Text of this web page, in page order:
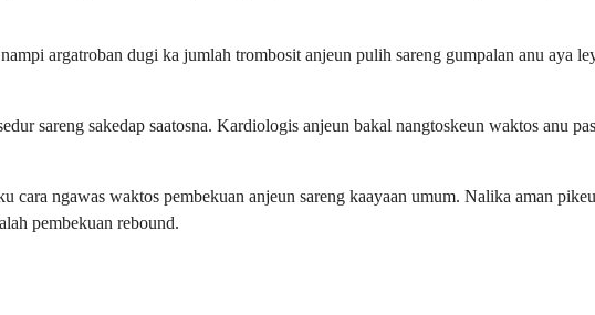
argatroban dugi ka jumlah trombosit anjeun pulih sareng gumpalan anu aya
sareng sakedap saatosna. Kardiologis anjeun bakal nangtoskeun waktos anu
ngawas waktos pembekuan anjeun sareng kaayaan umum. Nalika aman
pembekuan rebound.